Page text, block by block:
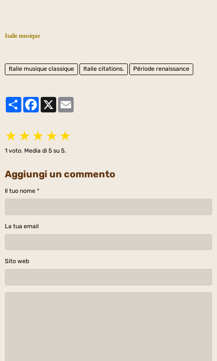
Italie musique
Italie musique classique Italie citations. Période renaissance
PartagerFacebook
★ ★ ★ ★ ★
1 voto. Media di 5 su 5.
Aggiungi un commento
Il tuo nome
La tua email
Sito web